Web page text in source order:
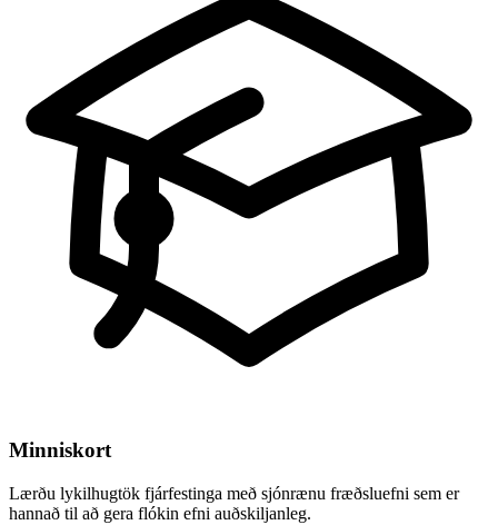
Minniskort
Lærðu lykilhugtök fjárfestinga með sjónrænu fræðsluefni sem er
hannað til að gera flókin efni auðskiljanleg.